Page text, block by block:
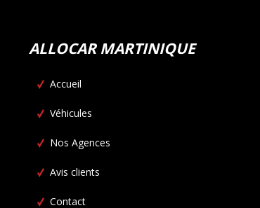
ALLOCAR MARTINIQUE
Accueil
Véhicules
Nos Agences
Avis clients
Contact